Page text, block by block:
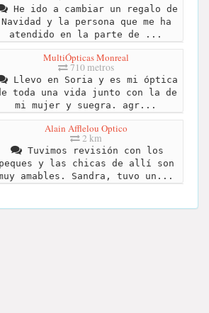
He ido a cambiar un regalo de
Navidad y la persona que me ha
atendido en la parte de ...
MultiÓpticas Monreal
710 metros
Llevo en Soria y es mi óptica
toda una vida junto con la de
mi mujer y suegra. agr...
Alain Afflelou Optico
2 km
Tuvimos revisión con los
peques y las chicas de allí son
amables. Sandra, tuvo un...